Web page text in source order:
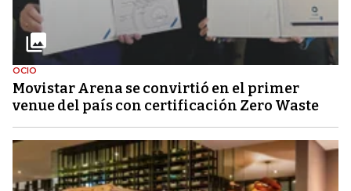
OCIO
Movistar Arena se convirtió en el primer
venue del país con certificación Zero Waste